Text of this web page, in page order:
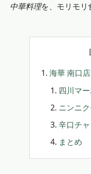
中華料理を、モリモリ
海華 南口
四川マ
ニンニ
辛口チ
まとめ